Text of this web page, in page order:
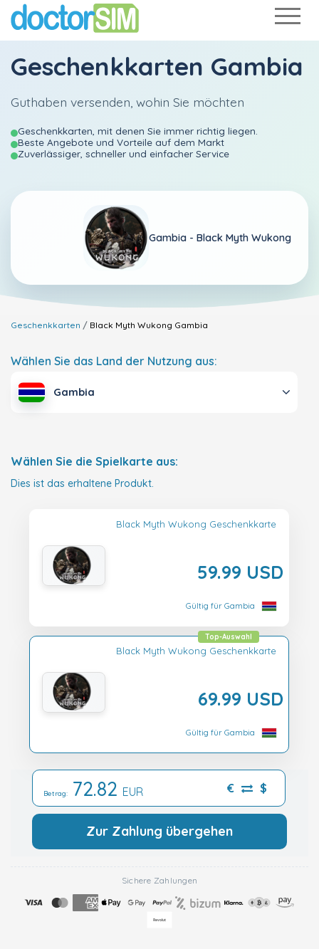
Geschenkkarten Gambia
Guthaben versenden, wohin Sie möchten
Geschenkkarten, mit denen Sie immer richtig liegen.
Beste Angebote und Vorteile auf dem Markt
Zuverlässiger, schneller und einfacher Service
Gambia - Black Myth Wukong
Geschenkkarten Black Myth Wukong Gambia
Wählen Sie das Land der Nutzung aus:
Gambia
Wählen Sie die Spielkarte aus:
Dies ist das erhaltene Produkt.
Black Myth Wukong Geschenkkarte
59.99 USD
Gültig für Gambia
Black Myth Wukong Geschenkkarte
69.99 USD
Top-Auswahl
Gültig für Gambia
Betrag: 72.82 EUR € $
Zur Zahlung übergehen
Sichere Zahlungen